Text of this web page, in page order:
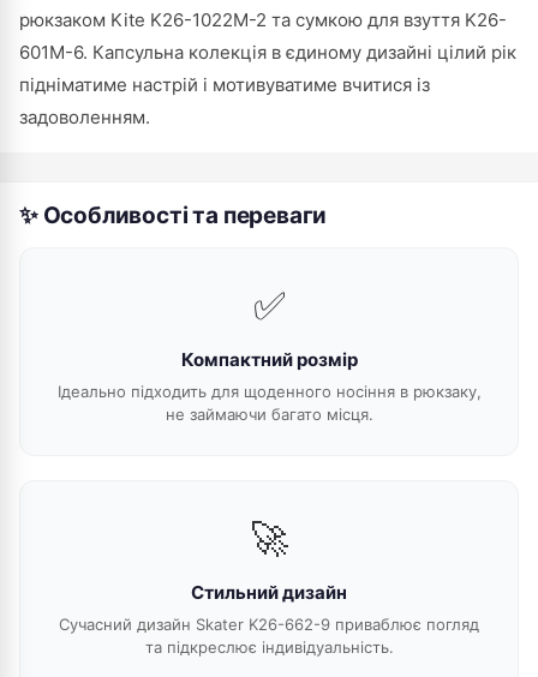
рюкзаком Kite K26-1022M-2 та сумкою для взуття K26-
601M-6. Капсульна колекція в єдиному дизайні цілий рік
підніматиме настрій і мотивуватиме вчитися із
задоволенням.
✨ Особливості та переваги
✅
Компактний розмір
Ідеально підходить для щоденного носіння в рюкзаку,
не займаючи багато місця.
🚀
Стильний дизайн
Сучасний дизайн Skater K26-662-9 приваблює погляд
та підкреслює індивідуальність.